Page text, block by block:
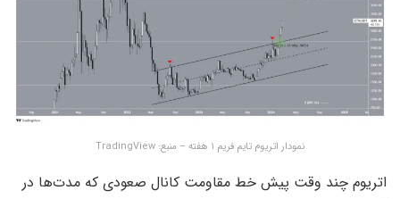
نمودار اتریوم تایم فریم ۱ هفته – منبع: TradingView
اتریوم چند وقت پیش خط مقاومت کانال صعودی که مدت‌ها در